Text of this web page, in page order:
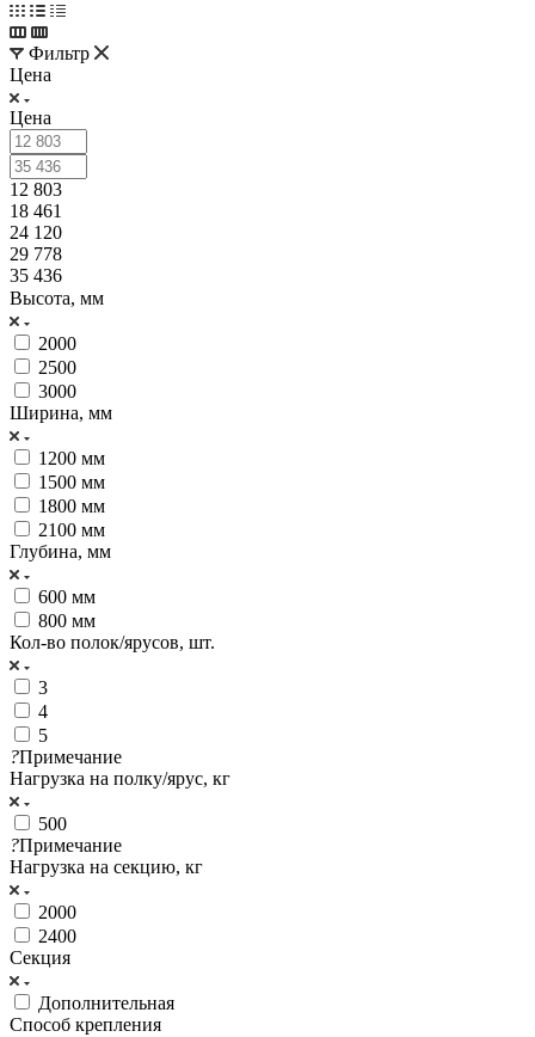
Фильтр
Цена
Цена
12 803
18 461
24 120
29 778
35 436
Высота, мм
2000
2500
3000
Ширина, мм
1200 мм
1500 мм
1800 мм
2100 мм
Глубина, мм
600 мм
800 мм
Кол-во полок/ярусов, шт.
3
4
5
?Примечание
Нагрузка на полку/ярус, кг
500
?Примечание
Нагрузка на секцию, кг
2000
2400
Секция
Дополнительная
Cпособ крепления